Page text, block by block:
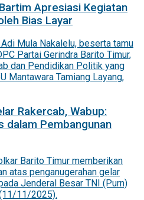
Apresiasi Kegiatan
Bias Layar
Rakercab, Wabup:
dalam Pembangunan